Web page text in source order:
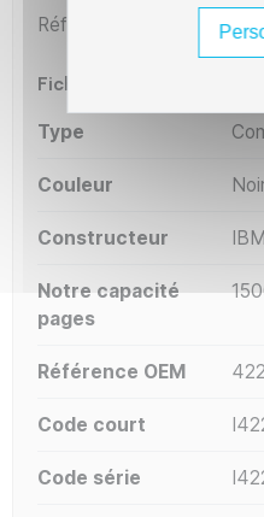
Référence
Fiche technique
Type
Couleur
Constructeur IBM
Notre capacité
pages
Référence OEM
Code court
Code série